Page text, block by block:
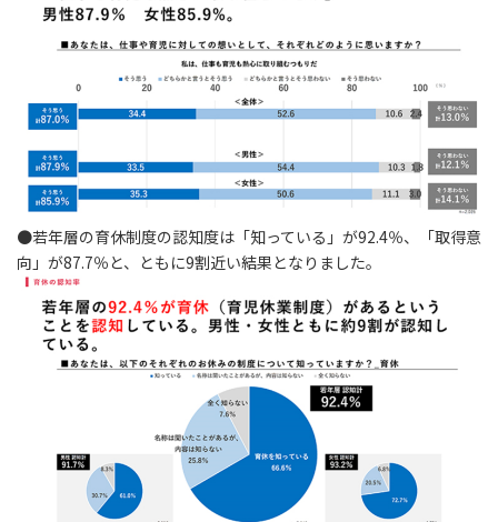
●若年層の育休制度の認知度は「知っている」が92.4％、「取得意
向」が87.7％と、ともに9割近い結果となりました。